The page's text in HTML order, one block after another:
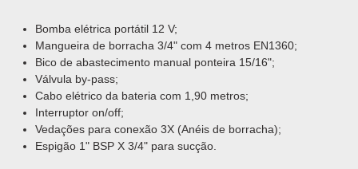
Bomba elétrica portátil 12 V;
Mangueira de borracha 3/4" com 4 metros EN1360;
Bico de abastecimento manual ponteira 15/16";
Válvula by-pass;
Cabo elétrico da bateria com 1,90 metros;
Interruptor on/off;
Vedações para conexão 3X (Anéis de borracha);
Espigão 1" BSP X 3/4" para sucção.